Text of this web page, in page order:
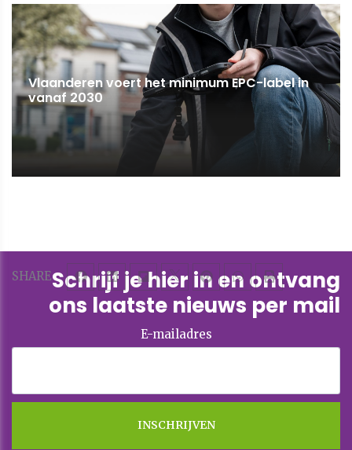
SHARE
Vlaanderen voert het minimum EPC-label in
vanaf 2030
Schrijf je hier in en ontvang
ons laatste nieuws per mail
E-mailadres